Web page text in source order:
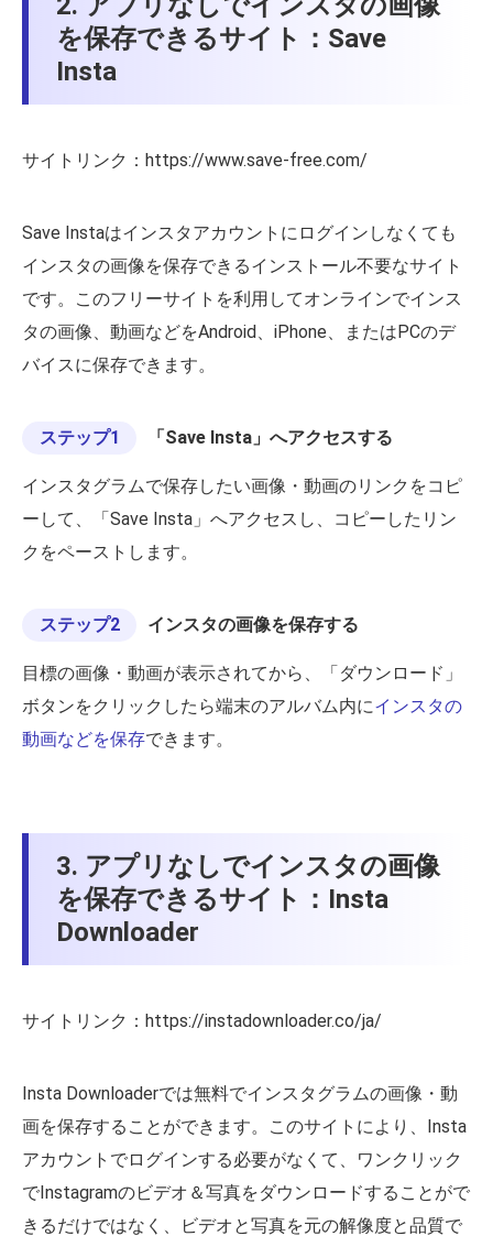
を保存できるサイト：Save
Insta
サイトリンク：https://www.save-free.com/
Save Instaはインスタアカウントにログインしなくても
インスタの画像を保存できるインストール不要なサイト
です。このフリーサイトを利用してオンラインでインス
タの画像、動画などをAndroid、iPhone、またはPCのデ
バイスに保存できます。
ステップ1 「Save Insta」へアクセスする
インスタグラムで保存したい画像・動画のリンクをコピ
ーして、「Save Insta」へアクセスし、コピーしたリン
クをペーストします。
ステップ2 インスタの画像を保存する
目標の画像・動画が表示されてから、「ダウンロード」
ボタンをクリックしたら端末のアルバム内にインスタの
動画などを保存できます。
3. アプリなしでインスタの画像
を保存できるサイト：Insta
Downloader
サイトリンク：https://instadownloader.co/ja/
Insta Downloaderでは無料でインスタグラムの画像・動
画を保存することができます。このサイトにより、Insta
アカウントでログインする必要がなくて、ワンクリック
でInstagramのビデオ＆写真をダウンロードすることがで
きるだけではなく、ビデオと写真を元の解像度と品質で